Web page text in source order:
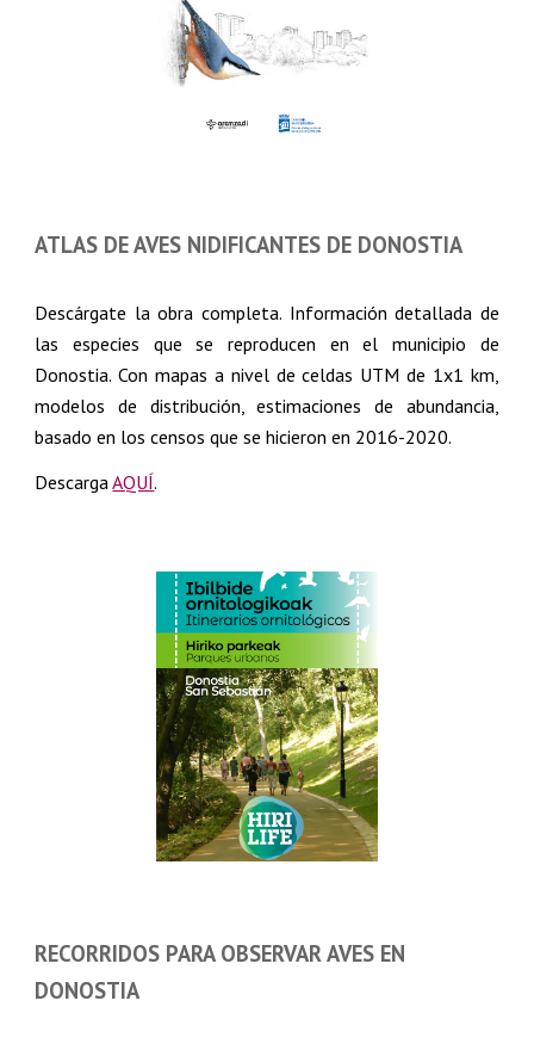
ATLAS DE AVES NIDIFICANTES DE DONOSTIA
Descárgate la obra completa. Información detallada de
las especies que se reproducen en el municipio de
Donostia. Con mapas a nivel de celdas UTM de 1x1 km,
modelos de distribución, estimaciones de abundancia,
basado en los censos que se hicieron en 2016-2020.
DescargaAQUÍ.
RECORRIDOS PARA OBSERVAR AVES EN
DONOSTIA